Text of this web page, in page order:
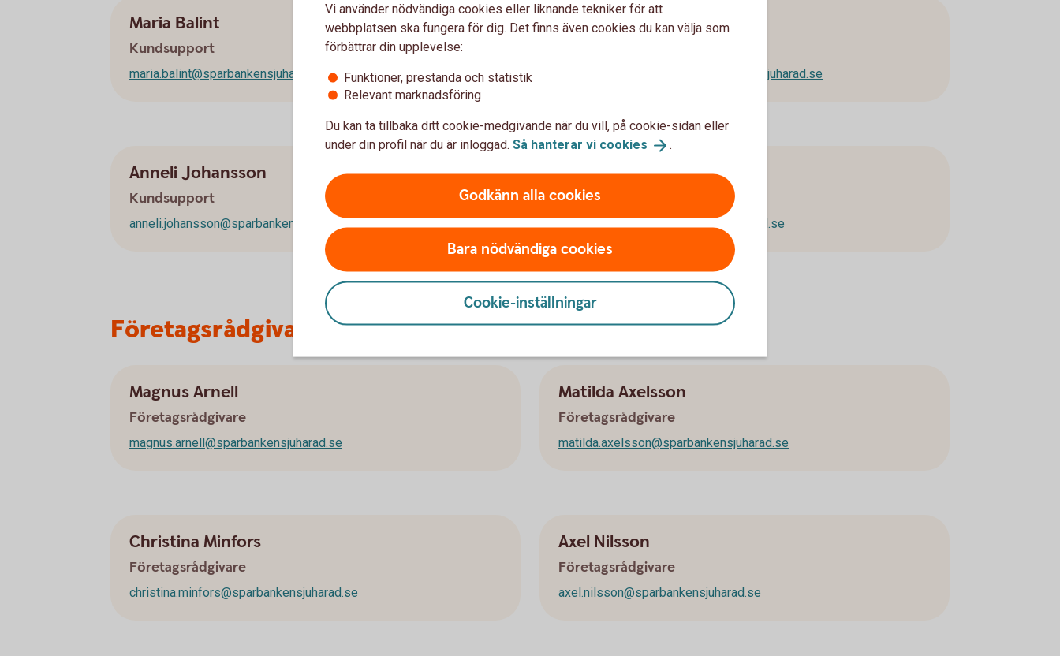
Maria Balint
Kundsupport
maria.balint@sparbankensjuharad.se
Linnea Byström Pålsson
linnea.bystrom.palsson@sparbankensjuharad.se
Anneli Johansson
Kundsupport
anneli.johansson@sparbankensjuharad.se
Louise Svedberg
Kundsupport
louise.svedberg@sparbankensjuharad.se
Företagsrådgivare
Magnus Arnell
Företagsrådgivare
magnus.arnell@sparbankensjuharad.se
Matilda Axelsson
Företagsrådgivare
matilda.axelsson@sparbankensjuharad.se
Christina Minfors
Företagsrådgivare
christina.minfors@sparbankensjuharad.se
Axel Nilsson
Företagsrådgivare
axel.nilsson@sparbankensjuharad.se
Vi använder nödvändiga cookies eller liknande tekniker för att
webbplatsen ska fungera för dig. Det finns även cookies du kan välja som
förbättrar din upplevelse:
Funktioner, prestanda och statistik
Relevant marknadsföring
Du kan ta tillbaka ditt cookie-medgivande när du vill, på cookie-sidan eller
under din profil när du är inloggad. Så hanterar vi cookies .
Godkänn alla cookies
Bara nödvändiga cookies
Cookie-inställningar